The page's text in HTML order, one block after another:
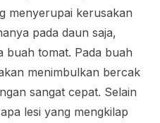
menyerupai kerusakan
pada daun saja,
buah tomat. Pada buah
menimbulkan bercak
sangat cepat. Selain
lesi yang mengkilap